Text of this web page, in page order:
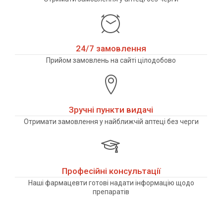
24/7 замовлення
Прийом замовлень на сайті цілодобово
Зручні пункти видачі
Отримати замовлення у найближчій аптеці без черги
Професійні консультації
Наші фармацевти готові надати інформацію щодо
препаратів